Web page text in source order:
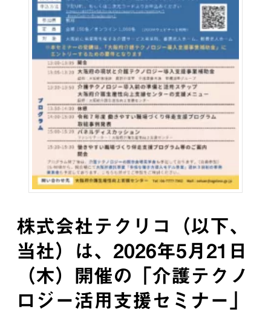
株式会社テクリコ（以下、
当社）は、2026年5月21日
（木）開催の「介護テクノ
ロジー活用支援セミナー」